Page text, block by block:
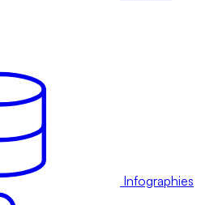
Infographies